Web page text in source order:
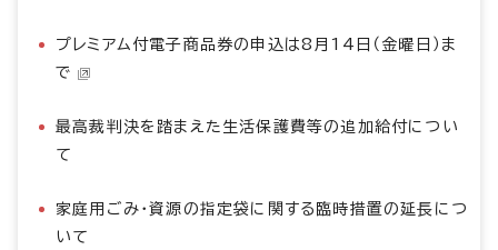
プレミアム付電子商品券の申込は8月14日（金曜日）ま
で
最高裁判決を踏まえた生活保護費等の追加給付につい
て
家庭用ごみ・資源の指定袋に関する臨時措置の延長につ
いて